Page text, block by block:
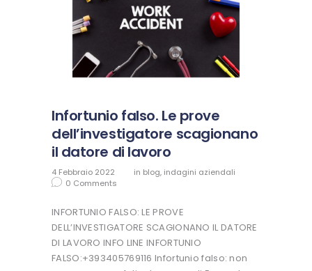
Infortunio falso. Le prove
dell’investigatore scagionano
il datore di lavoro
4 Febbraio 2022 in blog, indagini aziendali
0 Comments
INFORTUNIO FALSO: LE PROVE
DELL’INVESTIGATORE SCAGIONANO IL DATORE
DI LAVORO INFO LINE INFORTUNIO
FALSO:+393405769116 Infortunio falso: non